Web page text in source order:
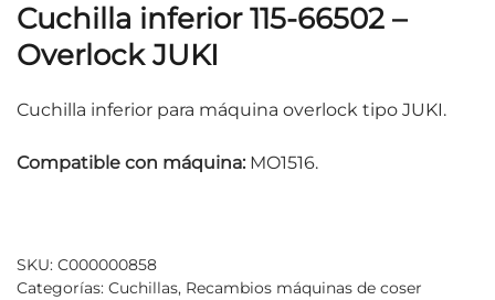
Cuchilla inferior 115-66502 –
Overlock JUKI
Cuchilla inferior para máquina overlock tipo JUKI.
Compatible con máquina: MO1516.
SKU: C000000858
Categorías: Cuchillas, Recambios máquinas de coser